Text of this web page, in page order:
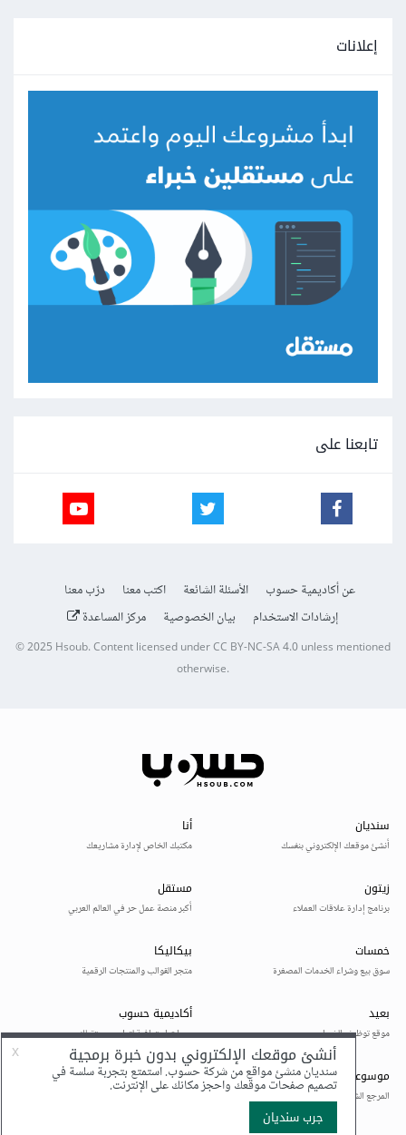
إعلانات
تابعنا على
عن أكاديمية حسوب الأسئلة الشائعة اكتب معنا
درّب معنا
إرشادات الاستخدام
بيان الخصوصية مركز المساعدة
© 2025Hsoub.Content licensed underCC BY-NC-SA 4.0unless mentioned
otherwise.